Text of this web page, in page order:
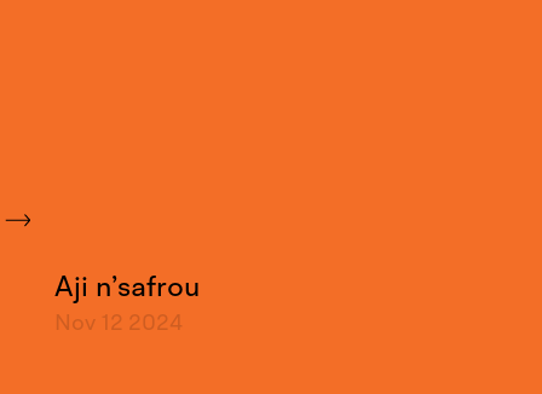
Aji n’safrou
Nov 12 2024